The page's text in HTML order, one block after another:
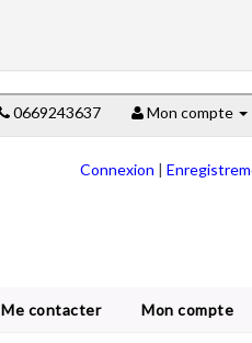
0669243637 Mon compte
Connexion |
Me contacter Mon compte